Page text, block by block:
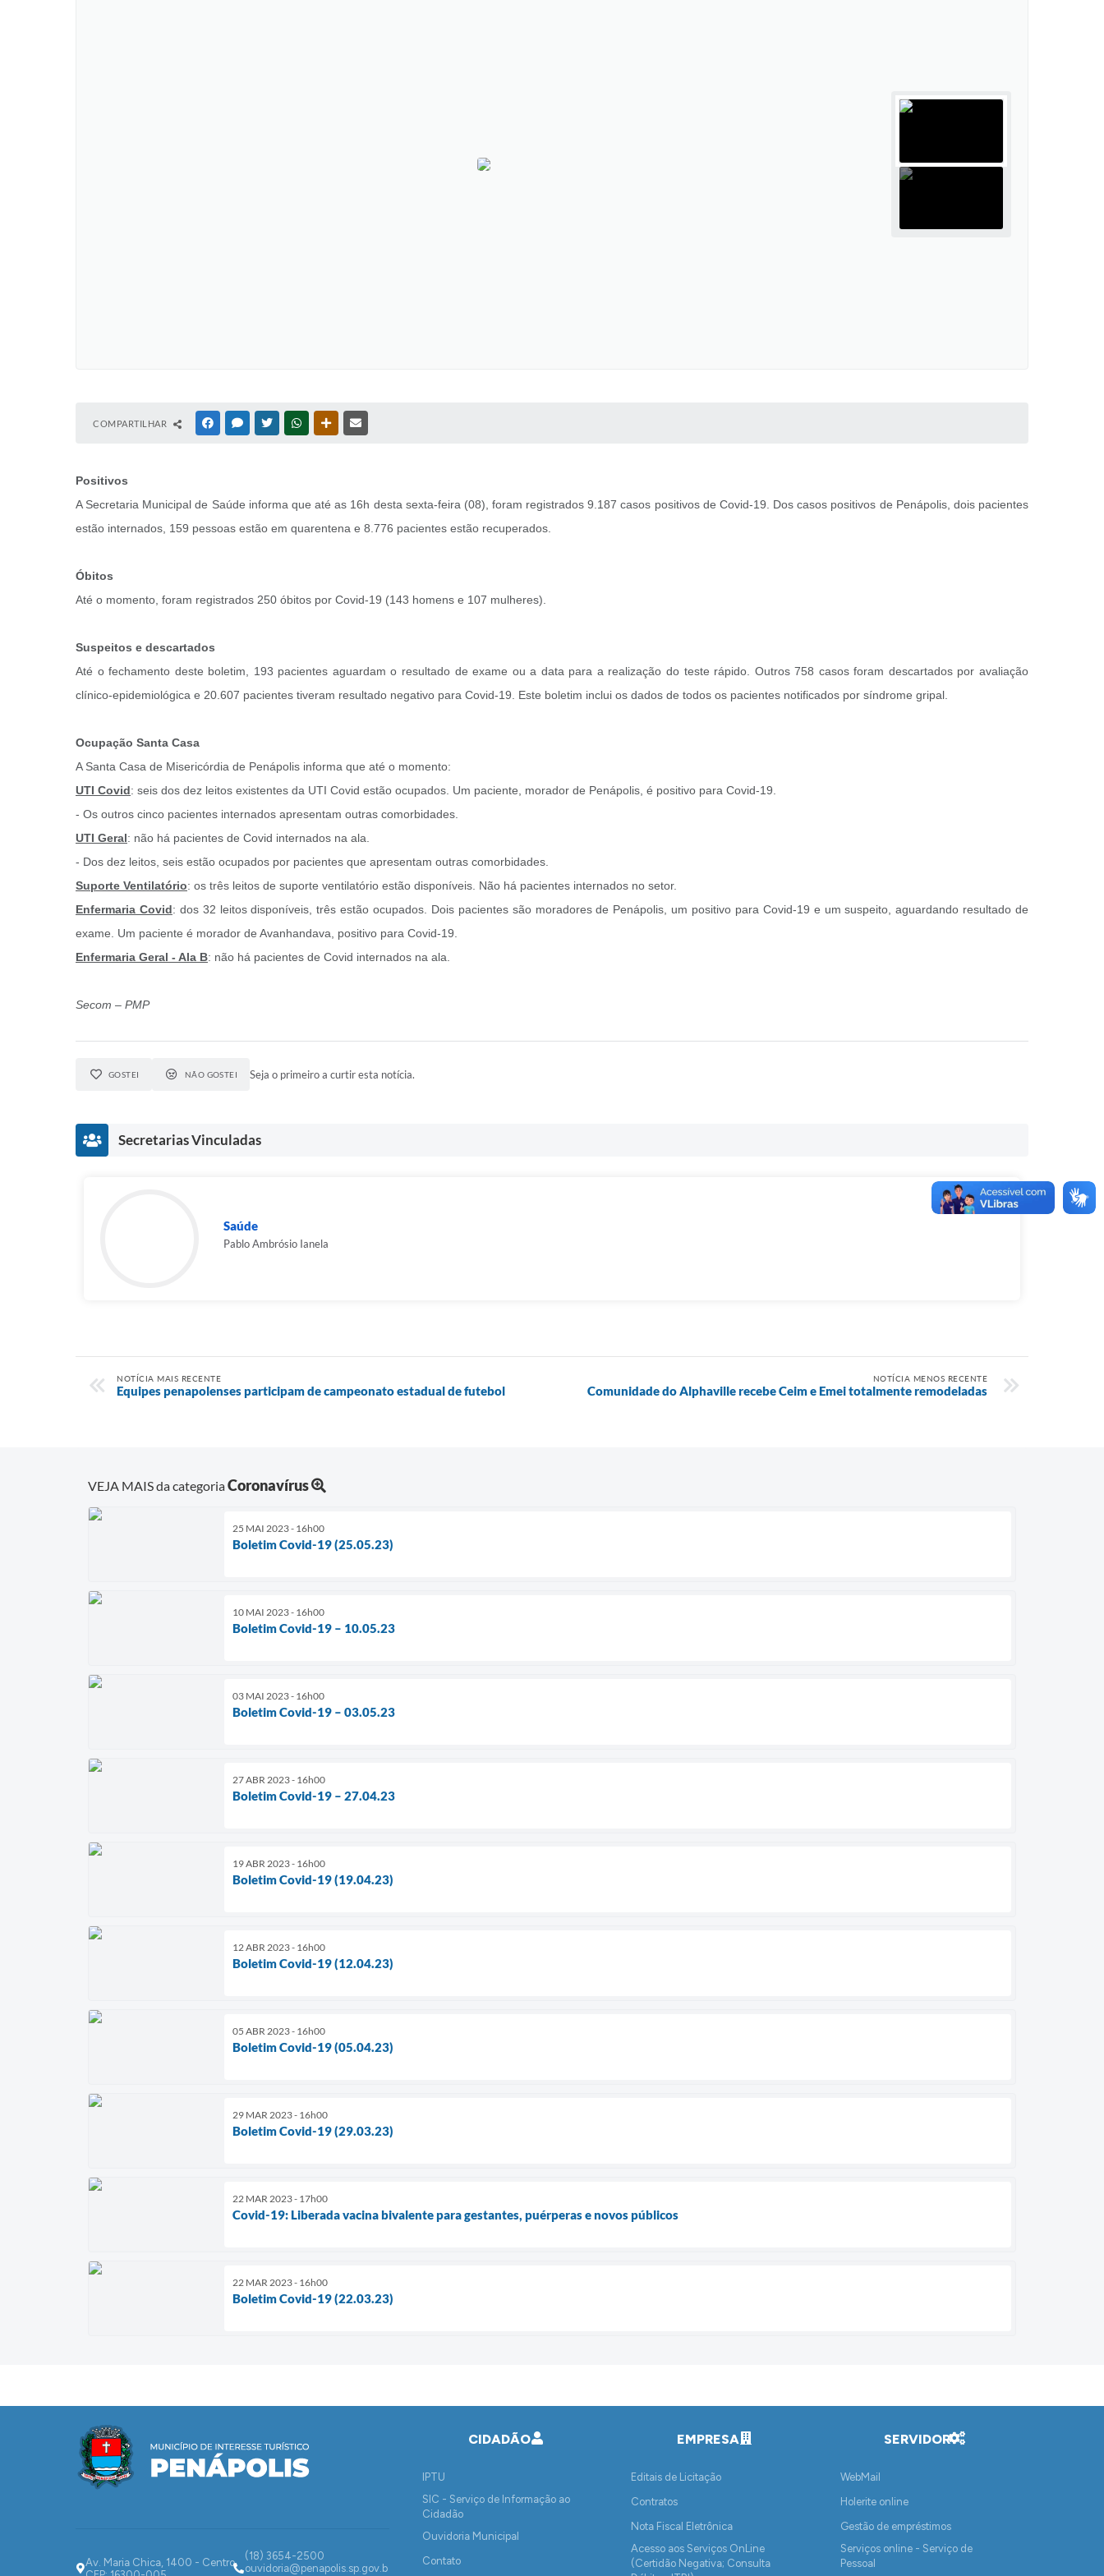
COMPARTILHAR FACEBOOKMESSENGER
TWITTERWHATSAPPOUTRAS MÍDIAS
Positivos
A Secretaria Municipal de Saúde informa que até as 16h desta sexta-feira (08), foram registrados 9.187 casos positivos de Covid-19. Dos casos positivos de Penápolis, dois pacientes
estão internados, 159 pessoas estão em quarentena e 8.776 pacientes estão recuperados.
Óbitos
Até o momento, foram registrados 250 óbitos por Covid-19 (143 homens e 107 mulheres).
Suspeitos e descartados
Até o fechamento deste boletim, 193 pacientes aguardam o resultado de exame ou a data para a realização do teste rápido. Outros 758 casos foram descartados por avaliação
clínico-epidemiológica e 20.607 pacientes tiveram resultado negativo para Covid-19. Este boletim inclui os dados de todos os pacientes notificados por síndrome gripal.
Ocupação Santa Casa
A Santa Casa de Misericórdia de Penápolis informa que até o momento:
UTI Covid: seis dos dez leitos existentes da UTI Covid estão ocupados. Um paciente, morador de Penápolis, é positivo para Covid-19.
- Os outros cinco pacientes internados apresentam outras comorbidades.
UTI Geral: não há pacientes de Covid internados na ala.
- Dos dez leitos, seis estão ocupados por pacientes que apresentam outras comorbidades.
Suporte Ventilatório: os três leitos de suporte ventilatório estão disponíveis. Não há pacientes internados no setor.
Enfermaria Covid: dos 32 leitos disponíveis, três estão ocupados. Dois pacientes são moradores de Penápolis, um positivo para Covid-19 e um suspeito, aguardando resultado de
exame. Um paciente é morador de Avanhandava, positivo para Covid-19.
Enfermaria Geral - Ala B: não há pacientes de Covid internados na ala.
Secom – PMP
GOSTEI NÃO GOSTEI Seja o primeiro a curtir esta notícia.
Secretarias Vinculadas
Saúde
Pablo Ambrósio Ianela
NOTÍCIA MAIS RECENTE
Equipes penapolenses participam de campeonato estadual de futebol
NOTÍCIA MENOS RECENTE
Comunidade do Alphaville recebe Ceim e Emei totalmente remodeladas
VEJA MAIS da categoriaCoronavírus
25 MAI 2023 - 16h00
Boletim Covid-19 (25.05.23)
10 MAI 2023 - 16h00
Boletim Covid-19 – 10.05.23
03 MAI 2023 - 16h00
Boletim Covid-19 – 03.05.23
27 ABR 2023 - 16h00
Boletim Covid-19 – 27.04.23
19 ABR 2023 - 16h00
Boletim Covid-19 (19.04.23)
12 ABR 2023 - 16h00
Boletim Covid-19 (12.04.23)
05 ABR 2023 - 16h00
Boletim Covid-19 (05.04.23)
29 MAR 2023 - 16h00
Boletim Covid-19 (29.03.23)
22 MAR 2023 - 17h00
Covid-19: Liberada vacina bivalente para gestantes, puérperas e novos públicos
22 MAR 2023 - 16h00
Boletim Covid-19 (22.03.23)
Av. Maria Chica, 1400 - Centro
(18) 3654-2500
ouvidoria@penapolis.sp.gov.b
CIDADÃO
IPTU
SIC - Serviço de Informação ao
Cidadão
Ouvidoria Municipal
Contato
EMPRESA
Editais de Licitação
Contratos
Nota Fiscal Eletrônica
Acesso aos Serviços OnLine
(Certidão Negativa; Consulta
SERVIDOR
WebMail
Holerite online
Gestão de empréstimos
Serviços online - Serviço de
Pessoal